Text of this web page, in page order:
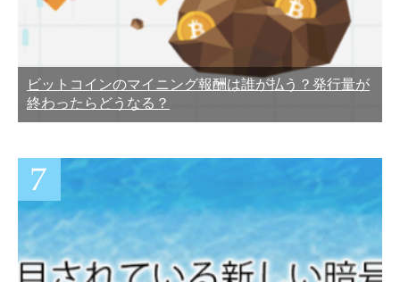
ビットコインのマイニング報酬は誰が払う？発行量が
終わったらどうなる？